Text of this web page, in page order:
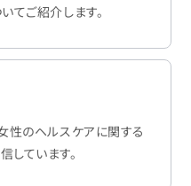
てご紹介します。
性のヘルスケアに関する
ています。